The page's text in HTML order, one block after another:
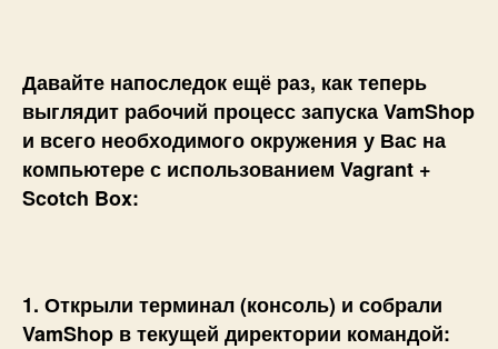
Давайте напоследок ещё раз, как теперь
выглядит рабочий процесс запуска VamShop
и всего необходимого окружения у Вас на
компьютере с использованием Vagrant +
Scotch Box:
1. Открыли терминал (консоль) и собрали
VamShop в текущей директории командой: